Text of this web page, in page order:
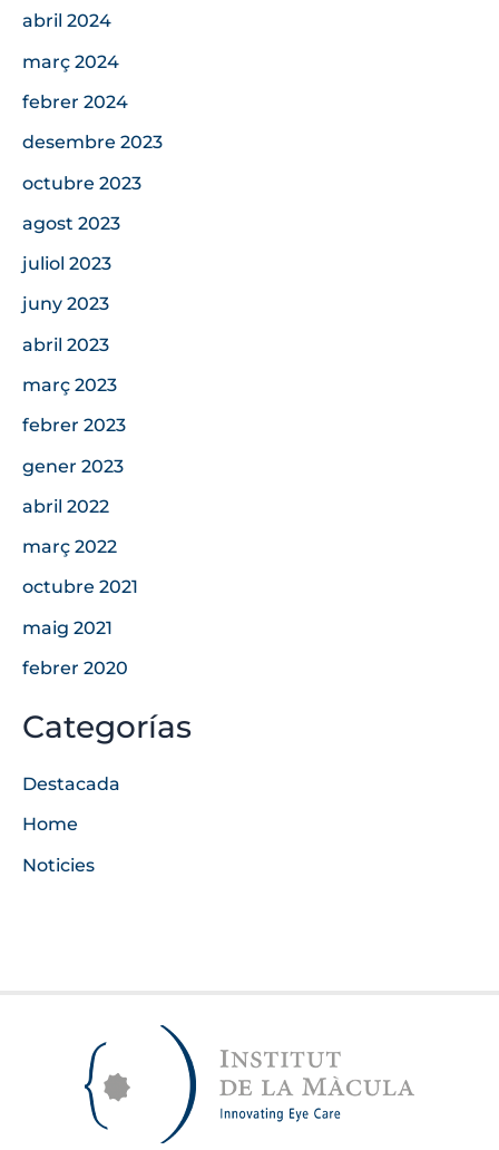
abril 2024
març 2024
febrer 2024
desembre 2023
octubre 2023
agost 2023
juliol 2023
juny 2023
abril 2023
març 2023
febrer 2023
gener 2023
abril 2022
març 2022
octubre 2021
maig 2021
febrer 2020
Categorías
Destacada
Home
Noticies